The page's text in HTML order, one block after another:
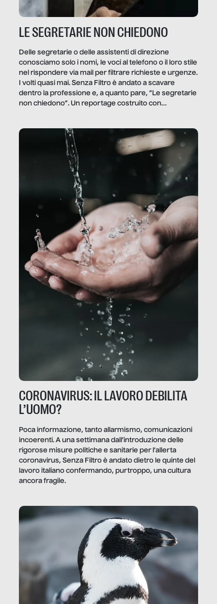
LE SEGRETARIE NON CHIEDONO
Delle segretarie o delle assistenti di direzione
conosciamo solo i nomi, le voci al telefono o il loro stile
nel rispondere via mail per filtrare richieste e urgenze.
I volti quasi mai. Senza Filtro è andato a scavare
dentro la professione e, a quanto pare, “Le segretarie
non chiedono”. Un reportage costruito con
CORONAVIRUS: IL LAVORO DEBILITA
L’UOMO?
Poca informazione, tanto allarmismo, comunicazioni
incoerenti. A una settimana dall’introduzione delle
rigorose misure politiche e sanitarie per l’allerta
coronavirus, Senza Filtro è andato dietro le quinte del
lavoro italiano confermando, purtroppo, una cultura
ancora fragile.